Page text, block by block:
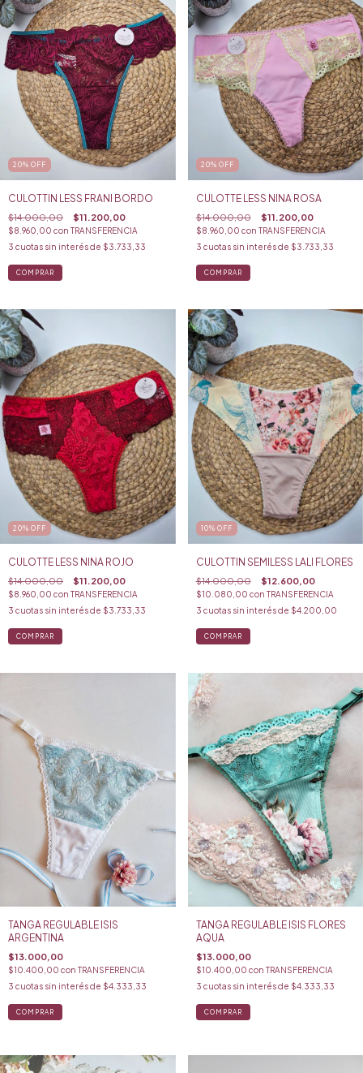
20% OFF
CULOTTIN LESS FRANI BORDO
$14.000,00 $11.200,00
$8.960,00 con TRANSFERENCIA
3 cuotas sin interés de $3.733,33
COMPRAR
20% OFF
CULOTTE LESS NINA ROSA
$14.000,00 $11.200,00
$8.960,00 con TRANSFERENCIA
3 cuotas sin interés de $3.733,33
COMPRAR
20% OFF
CULOTTE LESS NINA ROJO
$14.000,00 $11.200,00
$8.960,00 con TRANSFERENCIA
3 cuotas sin interés de $3.733,33
COMPRAR
10% OFF
CULOTTIN SEMILESS LALI FLORES
$14.000,00 $12.600,00
$10.080,00 con TRANSFERENCIA
3 cuotas sin interés de $4.200,00
COMPRAR
TANGA REGULABLE ISIS
ARGENTINA
$13.000,00
$10.400,00 con TRANSFERENCIA
3 cuotas sin interés de $4.333,33
TANGA REGULABLE ISIS FLORES
AQUA
$13.000,00
$10.400,00 con TRANSFERENCIA
3 cuotas sin interés de $4.333,33